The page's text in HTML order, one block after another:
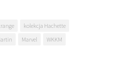
kolekcja Hachette
Marvel WKKM